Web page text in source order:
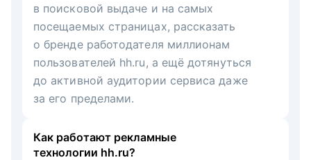
в поисковой выдаче и на самых
посещаемых страницах, рассказать
о бренде работодателя миллионам
пользователей hh.ru, а ещё дотянуться
до активной аудитории сервиса даже
за его пределами.
Как работают рекламные
технологии hh.ru?